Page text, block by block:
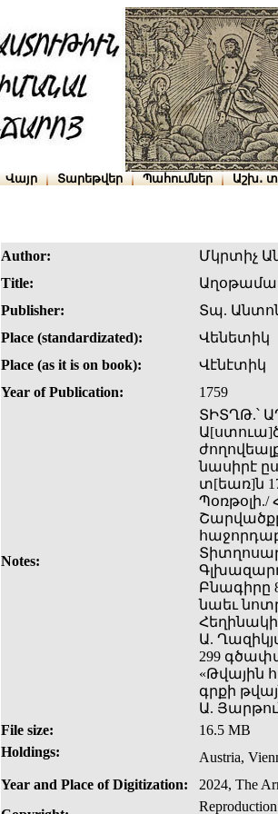
Վայր Տարեթվեր Պահումներ Աշխ․
Author:
Մկրտիչ
Title:
Publisher:
Տպ.
Place (standardizated):
Վենետիկ
Place (as it is on book):
Վէնէտիկ
Year of Publication:
1759
Notes:
ՏԻՏՂԹ.՝
նասիրէ
տ[եառ]ն
Բնագիրը
նաեւ
Հեղինակի
Ա.
299
«Թվային
գրքի
Ա.
File size:
16.5 MB
Holdings:
Austria,
Year and Place of Digitization:
2024, The